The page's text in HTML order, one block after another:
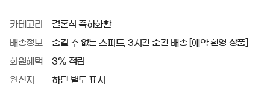
카테고리 결혼식 축하화환
배송정보 숨길 수 없는 스피드, 3시간 순간 배송 [예약 환영 상품]
회원혜택 3% 적립
원산지 하단 별도 표시